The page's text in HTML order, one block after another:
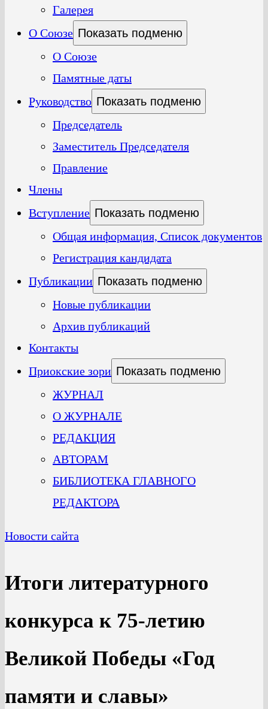
Галерея
О Союзе Показать подменю
О Союзе
Памятные даты
Руководство Показать подменю
Председатель
Заместитель Председателя
Правление
Члены
Вступление Показать подменю
Общая информация, Список документов
Регистрация кандидата
Публикации Показать подменю
Новые публикации
Архив публикаций
Контакты
Приокские зори Показать подменю
ЖУРНАЛ
О ЖУРНАЛЕ
РЕДАКЦИЯ
АВТОРАМ
БИБЛИОТЕКА ГЛАВНОГО
РЕДАКТОРА
Новости сайта
Итоги литературного
конкурса к 75-летию
Великой Победы «Год
памяти и славы»